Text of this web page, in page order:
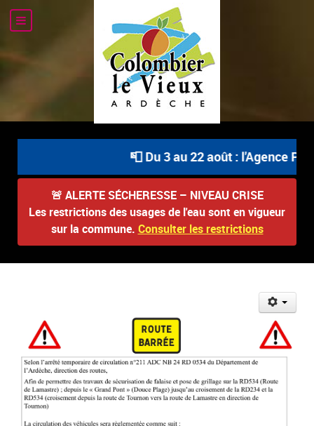
📮 Du 3 au 22 août : l'Agence
🚨 ALERTE SÉCHERESSE – NIVEAU CRISE
Les restrictions des usages de l'eau sont en vigueur
sur la commune. Consulter les restrictions